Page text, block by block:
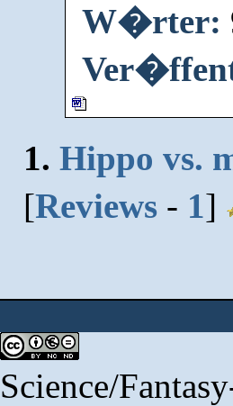
W�rter:
1. Hippo vs.
[Reviews - 1]
Science/